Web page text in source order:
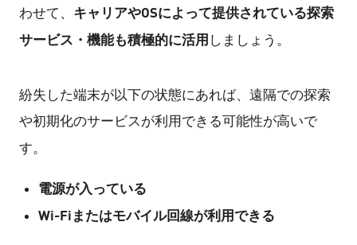
わせて、 キャリアやOSによって提供されている探索
サービス・機能も積極的に活用 しましょう。
紛失した端末が以下の状態にあれば、遠隔での探索
や初期化のサービスが利用できる可能性が高いで
す。
電源が入っている
Wi-Fiまたはモバイル回線が利用できる